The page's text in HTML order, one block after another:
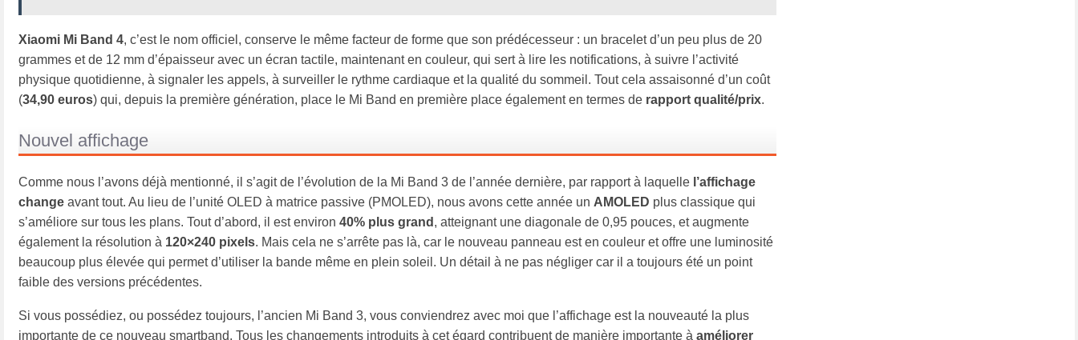
Xiaomi Mi Band 4, c’est le nom officiel, conserve le même facteur de forme que son prédécesseur : un bracelet d’un peu plus de 20
grammes et de 12 mm d’épaisseur avec un écran tactile, maintenant en couleur, qui sert à lire les notifications, à suivre l’activité
physique quotidienne, à signaler les appels, à surveiller le rythme cardiaque et la qualité du sommeil. Tout cela assaisonné d’un coût
(34,90 euros) qui, depuis la première génération, place le Mi Band en première place également en termes derapport qualité/prix.
Nouvel affichage
Comme nous l’avons déjà mentionné, il s’agit de l’évolution de la Mi Band 3 de l’année dernière, par rapport à laquelle l’affichage
changeavant tout. Au lieu de l’unité OLED à matrice passive (PMOLED), nous avons cette année un AMOLED plus classique qui
s’améliore sur tous les plans. Tout d’abord, il est environ 40% plus grand , atteignant une diagonale de 0,95 pouces, et augmente
également la résolution à 120×240 pixels. Mais cela ne s’arrête pas là, car le nouveau panneau est en couleur et offre une luminosité
beaucoup plus élevée qui permet d’utiliser la bande même en plein soleil. Un détail à ne pas négliger car il a toujours été un point
faible des versions précédentes.
Si vous possédiez, ou possédez toujours, l’ancien Mi Band 3, vous conviendrez avec moi que l’affichage est la nouveauté la plus
importante de ce nouveau smartband. Tous les changements introduits à cet égard contribuent de manière importante à améliorer